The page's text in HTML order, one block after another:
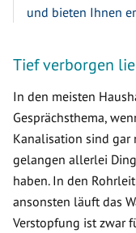
und bieten Ihnen
Tief verborgen
In den meisten
Gesprächsthema,
Kanalisation sind gar
gelangen allerlei
haben. In den
ansonsten läuft das
Verstopfung ist zwar